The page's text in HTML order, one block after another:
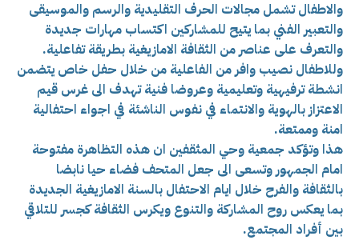
والاطفال تشمل مجالات الحرف التقليدية والرسم والموسيقى
والتعبير الفني بما يتيح للمشاركين اكتساب مهارات جديدة
والتعرف على عناصر من الثقافة الامازيغية بطريقة تفاعلية.
وللاطفال نصيب وافر من الفاعلية من خلال حفل خاص يتضمن
انشطة ترفيهية وتعليمية وعروضا فنية تهدف الى غرس قيم
الاعتزاز بالهوية والانتماء في نفوس الناشئة في اجواء احتفالية
امنة وممتعة.
هذا وتؤكد جمعية وحي المثقفين ان هذه التظاهرة مفتوحة
امام الجمهور وتسعى الى جعل المتحف فضاء حيا نابضا
بالثقافة والفرح خلال ايام الاحتفال بالسنة الامازيغية الجديدة
بما يعكس روح المشاركة والتنوع ويكرس الثقافة كجسر للتلاقي
بين أفراد المجتمع.